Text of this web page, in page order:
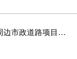
​济南高新区国美苏宁周边市政道路项目、空港花园周边市政道路项目顺利完成竣工验收